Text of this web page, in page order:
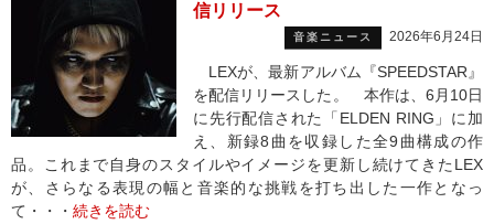
信リリース
音楽ニュース 2026年6月24日
LEXが、最新アルバム『SPEEDSTAR』
を配信リリースした。 本作は、6月10日
に先行配信された「ELDEN RING」に加
え、新録8曲を収録した全9曲構成の作
品。これまで自身のスタイルやイメージを更新し続けてきたLEX
が、さらなる表現の幅と音楽的な挑戦を打ち出した一作となっ
て・・・ 続きを読む